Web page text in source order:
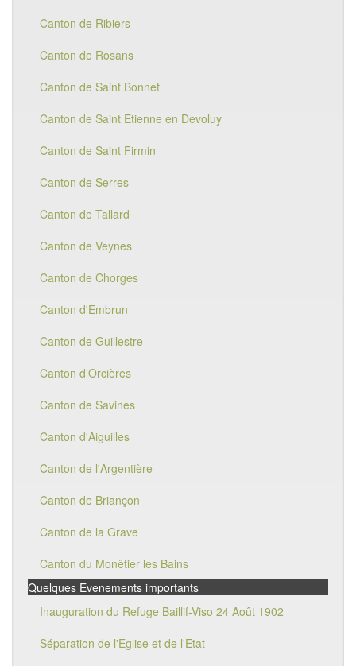
Canton de Ribiers
Canton de Rosans
Canton de Saint Bonnet
Canton de Saint Etienne en Devoluy
Canton de Saint Firmin
Canton de Serres
Canton de Tallard
Canton de Veynes
Canton de Chorges
Canton d'Embrun
Canton de Guillestre
Canton d'Orcières
Canton de Savines
Canton d'Aiguilles
Canton de l'Argentière
Canton de Briançon
Canton de la Grave
Canton du Monêtier les Bains
Quelques Evenements importants
Inauguration du Refuge Baillif-Viso 24 Août 1902
Séparation de l'Eglise et de l'Etat